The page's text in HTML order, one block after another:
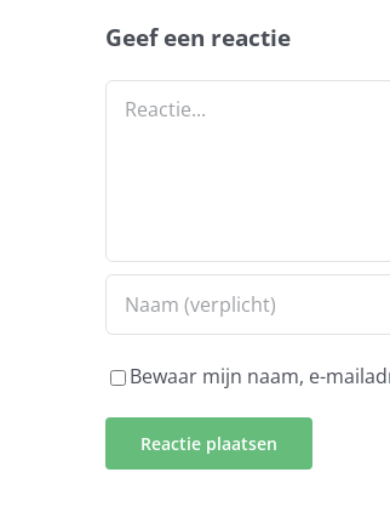
Geef een reactie
Reactie
Bewaar mijn naam, e-